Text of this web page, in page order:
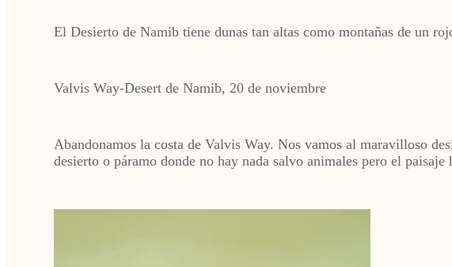
El Desierto de Namib tiene dunas tan altas como montañas de un
Valvis Way-Desert de Namib, 20 de noviembre
Abandonamos la costa de Valvis Way. Nos vamos al maravilloso
desierto o páramo donde no hay nada salvo animales pero el paisaje